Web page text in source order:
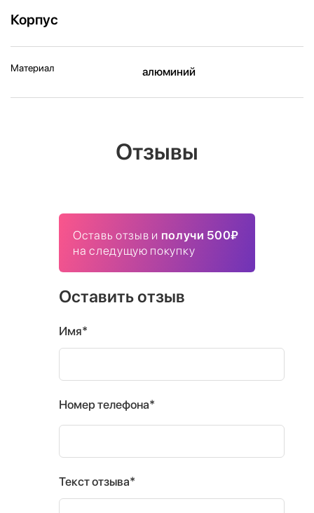
Корпус
Материал алюминий
Отзывы
Оставь отзыв и получи 500₽
на следущую покупку
Оставить отзыв
Имя*
Номер телефона*
Текст отзыва*